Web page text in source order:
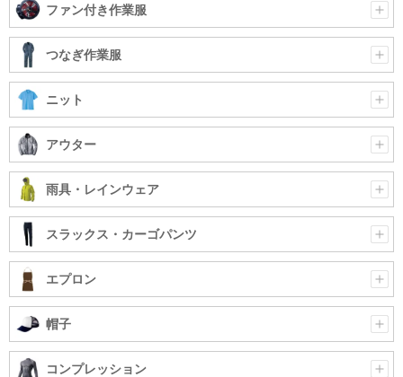
ファン付き作業服
つなぎ作業服
ニット
アウター
雨具・レインウェア
スラックス・カーゴパンツ
エプロン
帽子
コンプレッション